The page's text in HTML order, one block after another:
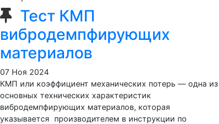
Тест КМП
вибродемпфирующих
материалов
07 Ноя 2024
КМП или коэффициент механических потерь — одна из
основных технических характеристик
вибродемпфирующих материалов, которая
указывается производителем в инструкции по